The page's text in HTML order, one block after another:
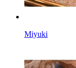
Miyuki